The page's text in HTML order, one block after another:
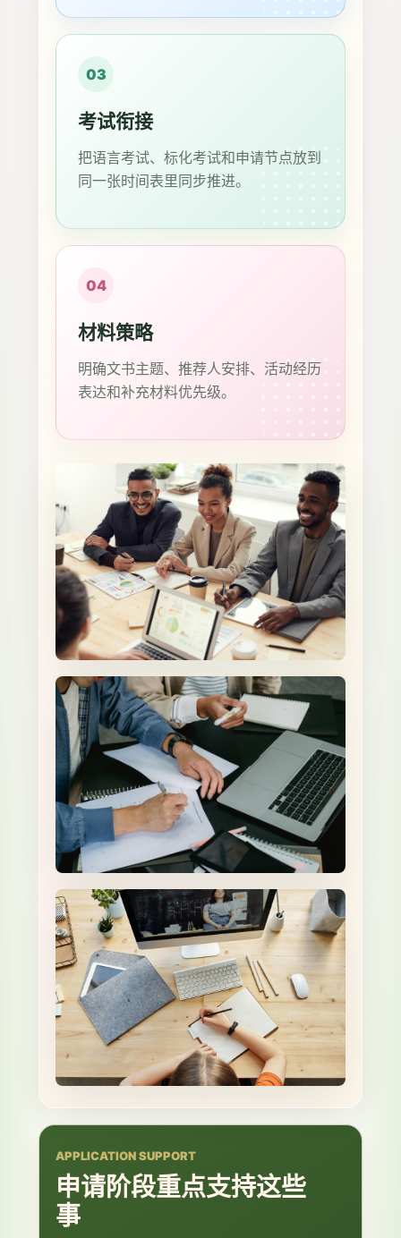
03
考试衔接
把语言考试、标化考试和申请节点放到
同一张时间表里同步推进。
04
材料策略
明确文书主题、推荐人安排、活动经历
表达和补充材料优先级。
APPLICATION SUPPORT
申请阶段重点支持这些
事